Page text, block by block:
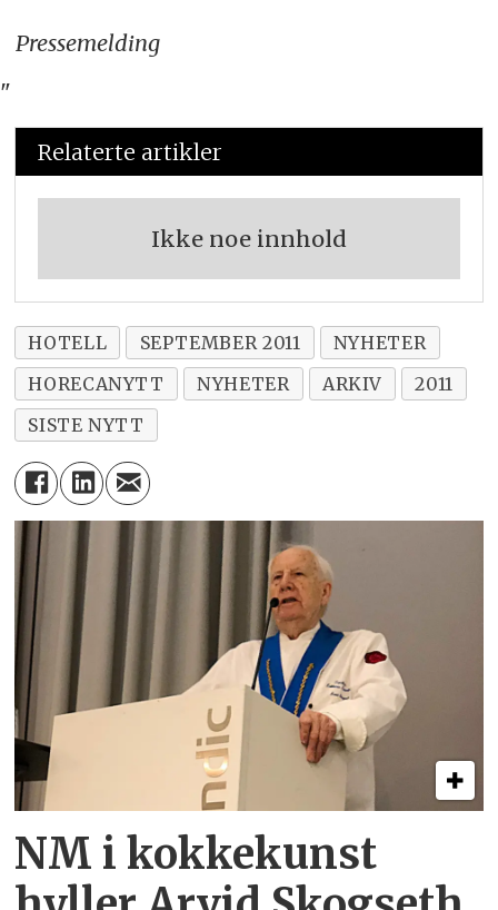
Pressemelding
"
Relaterte artikler
Ikke noe innhold
HOTELL SEPTEMBER 2011
NYHETER
HORECANYTT
NYHETER ARKIV
2011
SISTE NYTT
NM i kokkekunst